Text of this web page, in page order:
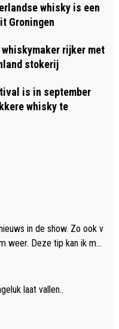
whisky is een
Groningen
rijker met
stokerij
is in september
whisky te
in de show. Zo ook v
weer. Deze tip kan ik met
laat vallen..